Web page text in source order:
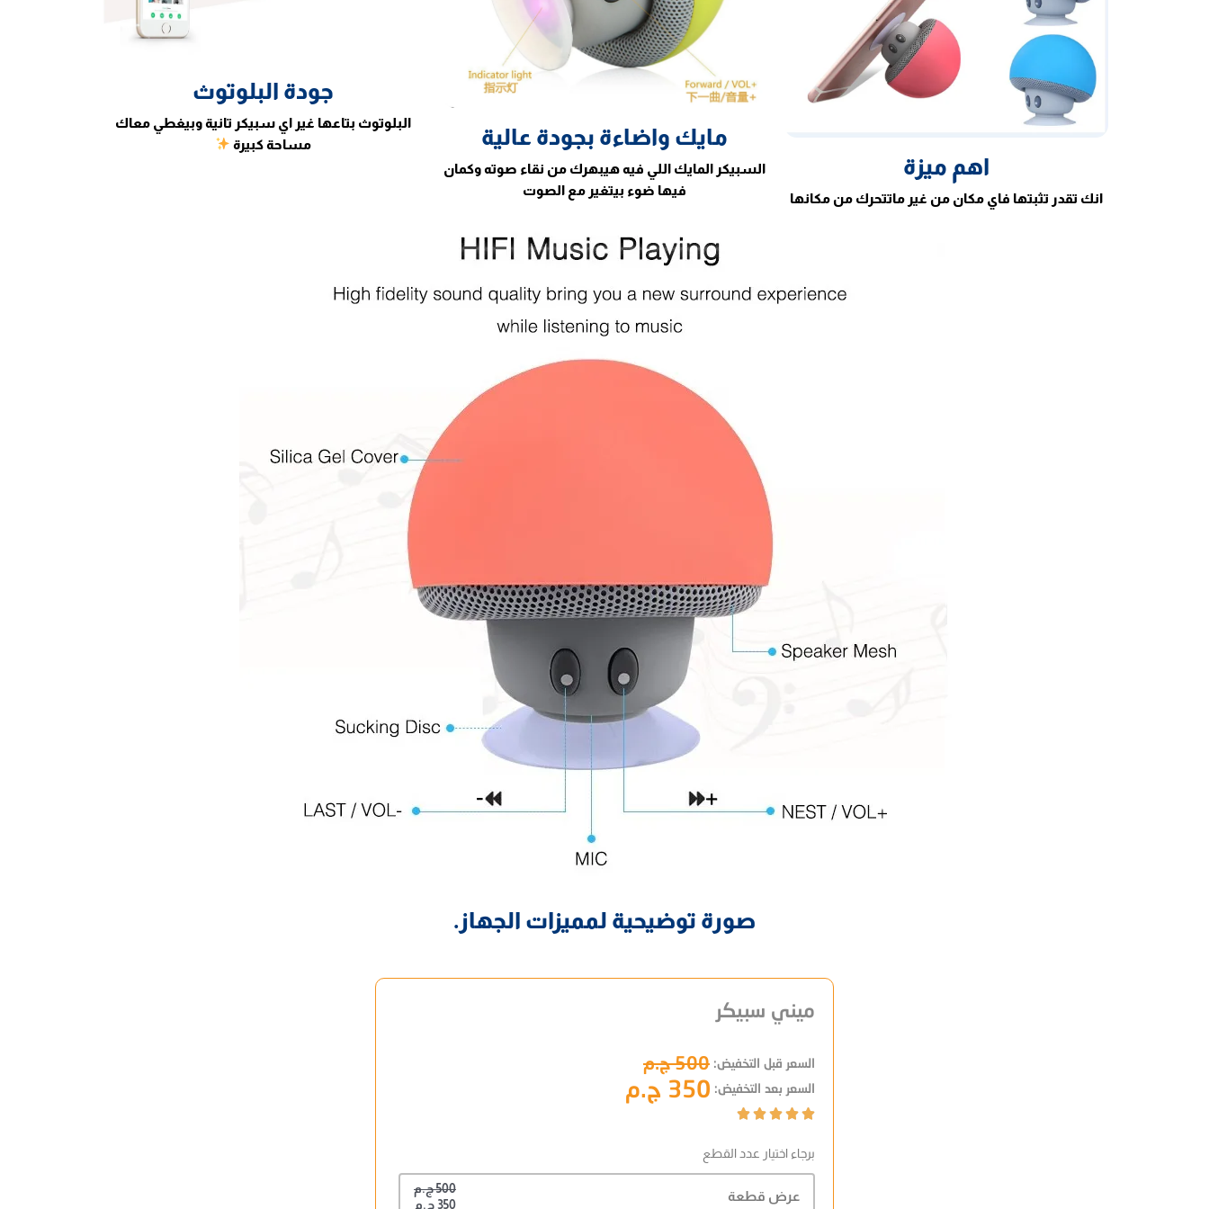
اهم ميزة
انك تقدر تثبتها فاي مكان من غير ماتتحرك من مكانها
مايك واضاءة بجودة عالية
السبيكر المايك اللي فيه هيبهرك من نقاء صوته وكمان
فيها ضوء بيتغير مع الصوت
جودة البلوتوث
البلوتوث بتاعها غير اي سبيكر تانية وبيغطي معاك
مساحة كبيرة
صورة توضيحية لمميزات الجهاز.
ميني سبيكر
السعر قبل التخفيض: 500 ج.م
السعر بعد التخفيض: 350 ج.م





برجاء اختيار عدد القطع
عرض قطعة
500 ج.م
350 ج.م